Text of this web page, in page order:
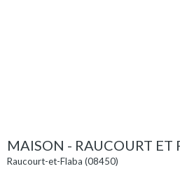
MAISON - RAUCOURT ET
Raucourt-et-Flaba (08450)